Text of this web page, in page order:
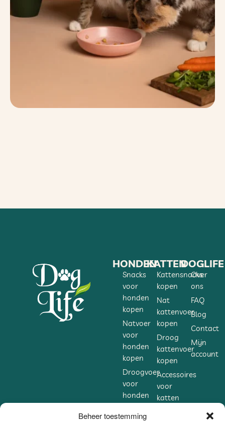
Beheer toestemming
HONDEN
Snacks
voor
honden
kopen
Natvoer
voor
honden
kopen
Droogvoer
voor
honden
Accessoires
KATTEN
Kattensnacks
kopen
Nat
kattenvoer
kopen
Droog
kattenvoer
kopen
Accessoires
voor
katten
DOGLIFE
Over
ons
FAQ
Blog
Contact
Mijn
account